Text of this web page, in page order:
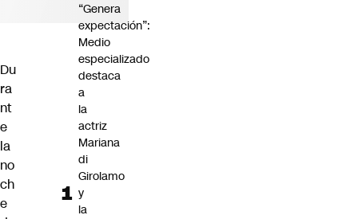
Du
ra
nt
e
la
no
ch
e
“Genera
expectación”:
Medio
especializado
destaca
a
la
actriz
Mariana
di
Girolamo
y
la